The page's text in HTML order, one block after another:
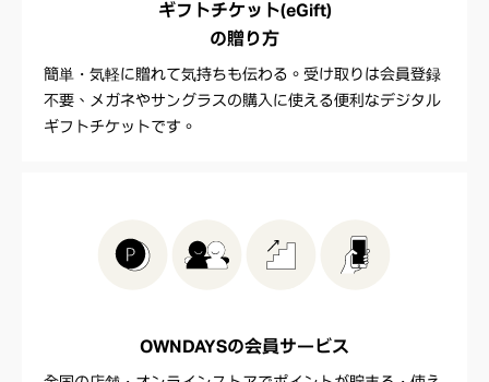
ギフトチケット(eGift)
の贈り方
簡単・気軽に贈れて気持ちも伝わる。受け取りは会員登録
不要、メガネやサングラスの購入に使える便利なデジタル
ギフトチケットです。
OWNDAYSの会員サービス